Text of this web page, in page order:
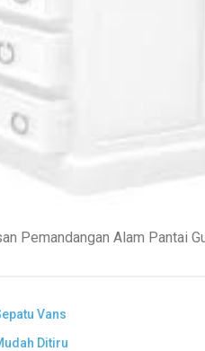
Pemandangan Alam Pantai
Vans
Ditiru